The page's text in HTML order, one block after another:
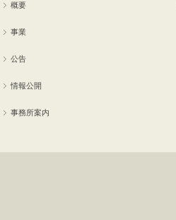
概要
事業
公告
情報公開
事務所案内